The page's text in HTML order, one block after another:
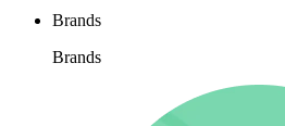
Brands
Brands